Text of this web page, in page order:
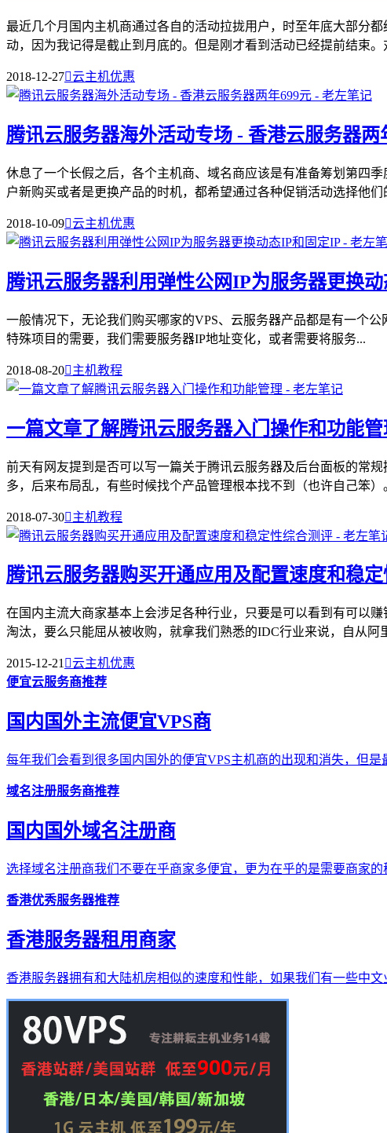
最近几个月国内主机商通过各自的活动拉拢用户，时至年底大部分
动，因为我记得是截止到月底的。但是刚才看到活动已经提前结束。
2018-12-27云主机优惠
腾讯云服务器海外活动专场 - 香港云服务器两
休息了一个长假之后，各个主机商、域名商应该是有准备筹划第四
户新购买或者是更换产品的时机，都希望通过各种促销活动选择他们
2018-10-09云主机优惠
腾讯云服务器利用弹性公网IP为服务器更换
一般情况下，无论我们购买哪家的VPS、云服务器产品都是有一个
特殊项目的需要，我们需要服务器IP地址变化，或者需要将服务...
2018-08-20主机教程
一篇文章了解腾讯云服务器入门操作和功能管
前天有网友提到是否可以写一篇关于腾讯云服务器及后台面板的常
多，后来布局乱，有些时候找个产品管理根本找不到（也许自己笨）
2018-07-30主机教程
腾讯云服务器购买开通应用及配置速度和稳
在国内主流大商家基本上会涉足各种行业，只要是可以看到有可以
淘汰，要么只能屈从被收购，就拿我们熟悉的IDC行业来说，自从阿
2015-12-21 云主机优惠
便宜云服务商推荐
国内国外主流便宜VPS商
每年我们会看到很多国内国外的便宜VPS主机商的出现和消失，但
域名注册服务商推荐
国内国外域名注册商
选择域名注册商我们不要在乎商家多便宜，更为在乎的是需要商家
香港优秀服务器推荐
香港服务器租用商家
香港服务器拥有和大陆机房相似的速度和性能，如果我们有一些中